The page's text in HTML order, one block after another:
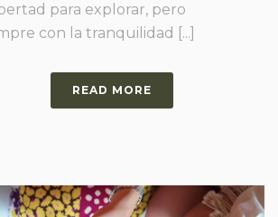
para explorar, pero
con la tranquilidad [...]
READ MORE